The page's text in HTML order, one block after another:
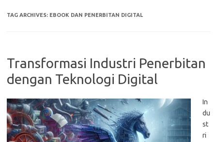
TAG ARCHIVES: EBOOK DAN PENERBITAN DIGITAL
Transformasi Industri Penerbitan
dengan Teknologi Digital
In
du
st
ri